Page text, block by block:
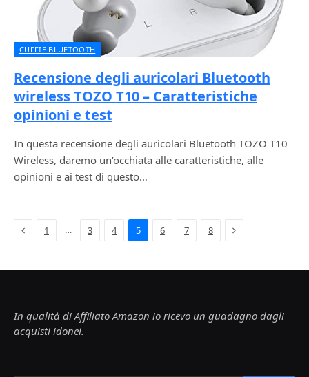
CUFFIE BLUETOOTH
Recensione degli auricolari Bluetooth
wireless TOZO T10 – Caratteristiche
opinioni e test
In questa recensione degli auricolari Bluetooth TOZO T10
Wireless, daremo un’occhiata alle caratteristiche, alle
opinioni e ai test di questo…
Previous
1 … 3 4 5 6 7 8 Next
In qualità di Affiliato Amazon io ricevo un guadagno dagli
acquisti idonei.